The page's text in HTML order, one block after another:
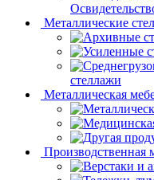
Металлические
стеллажи
Металлическая
Производственная